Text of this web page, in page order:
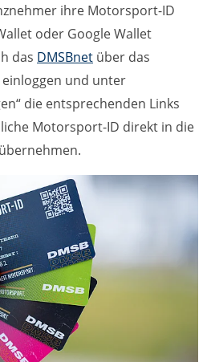
ihre Motorsport-ID
oder Google Wallet
das DMSBnet über das
und unter
die entsprechenden Links
Motorsport-ID direkt in die